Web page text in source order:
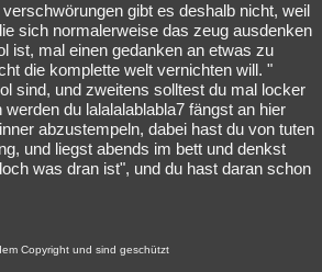
verschwörungen gibt es deshalb nicht, weil
sich normalerweise das zeug ausdenken
ist, mal einen gedanken an etwas zu
die komplette welt vernichten will. "
sind, und zweitens solltest du mal locker
du lalalalablabla7 fängst an hier
abzustempeln, dabei hast du von tuten
und liegst abends im bett und denkst
was dran ist", und du hast daran schon
Copyright und sind geschützt